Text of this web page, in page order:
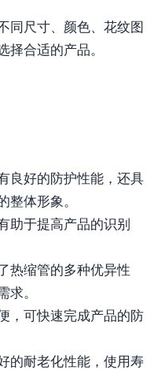
同尺寸、颜色、花纹图
择合适的产品。
良好的防护性能，还具
整体形象。
助于提高产品的识别
热缩管的多种优异性
求。
，可快速完成产品的防
的耐老化性能，使用寿